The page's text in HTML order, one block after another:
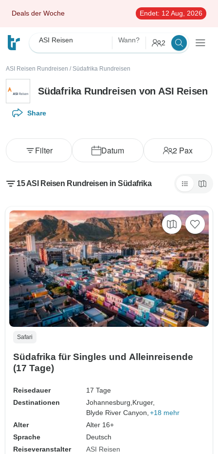
Deals der Woche Endet: 12 Aug, 2026
ASI Reisen Wann? 2
ASI Reisen Rundreisen / Südafrika Rundreisen
Südafrika Rundreisen von ASI Reisen
Share
Datum 2 Pax
Filter
15 ASI Reisen Rundreisen in Südafrika
Safari
Südafrika für Singles und Alleinreisende
(17 Tage)
Reisedauer
17 Tage
Destinationen
Johannesburg, Kruger,
Blyde River Canyon, +18 mehr
Alter
Alter 16+
Sprache
Deutsch
Reiseveranstalter
ASI Reisen